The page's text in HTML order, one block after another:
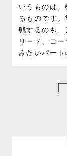
いうものは
るものです
戦するのも、
リード、コ
みたいパート